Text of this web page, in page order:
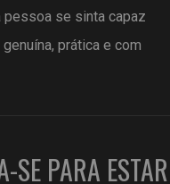
pessoa se sinta capaz
prática e com
SE PARA